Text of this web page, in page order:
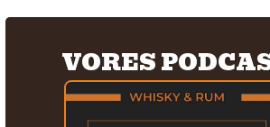
VORES